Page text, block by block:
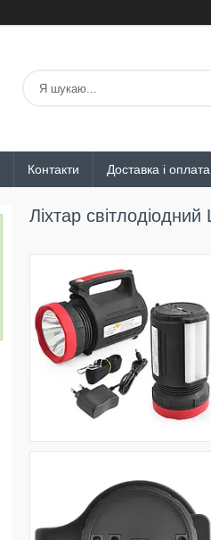
Контакти Доставка і оплата
Ліхтар